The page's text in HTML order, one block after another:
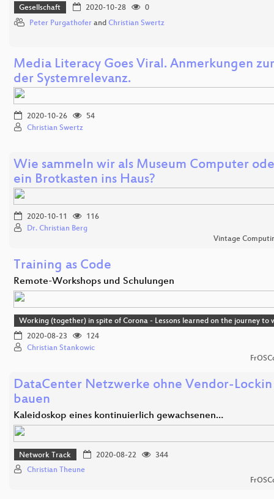
Gesellschaft 2020-10-28
0
Peter Purgathofer and Christian Swertz
Media Literacy Goes Viral. Anmerkungen
der Systemrelevanz.
2020-10-26
54
Christian Swertz
Wie sammeln wir als Museum Computer
ein Brotkasten ins Haus?
2020-10-11
116
Dr. Christian Berg
Vintage
Training as Code
Remote-Workshops und Schulungen
Working (together) in spite of Corona - Lessons learned on the journey to
2020-08-23
124
Christian Stankowic
DataCenter Netzwerke ohne Vendor-
bauen
Kaleidoskop eines kontinuierlich gewachsenen…
Network Track 2020-08-22
344
Christian Theune